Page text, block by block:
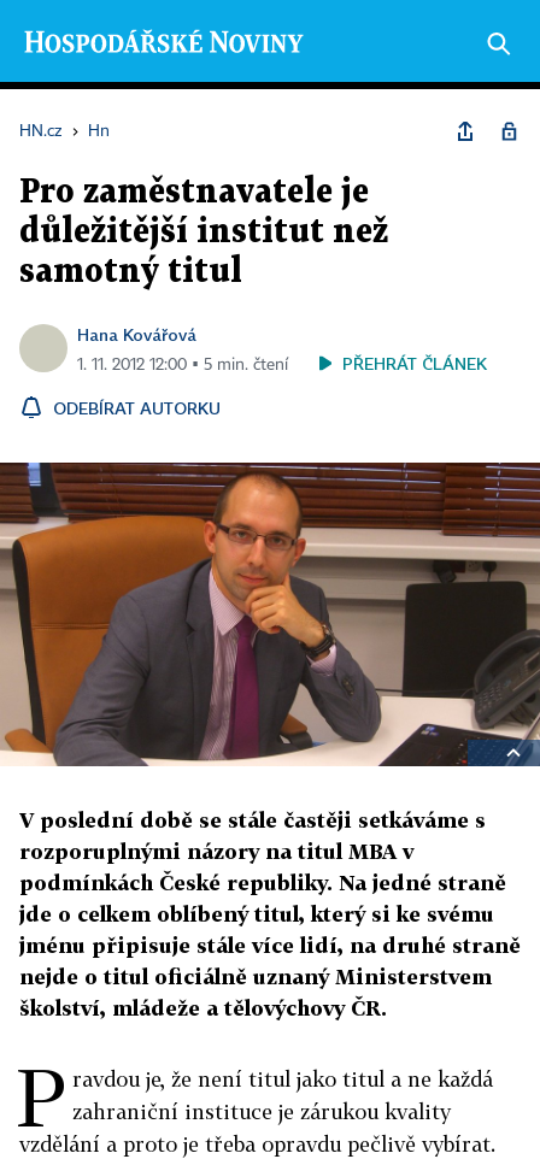
HN.cz › Hn
Pro zaměstnavatele je
důležitější institut než
samotný titul
Hana Kovářová
1. 11. 2012 12:00 ▪ 5 min. čtení PŘEHRÁT ČLÁNEK
ODEBÍRAT AUTORKU
V poslední době se stále častěji setkáváme s
rozporuplnými názory na titul MBA v
podmínkách České republiky. Na jedné straně
jde o celkem oblíbený titul, který si ke svému
jménu připisuje stále více lidí, na druhé straně
nejde o titul oficiálně uznaný Ministerstvem
školství, mládeže a tělovýchovy ČR.
P ravdou je, že není titul jako titul a ne každá
zahraniční instituce je zárukou kvality
vzdělání a proto je třeba opravdu pečlivě vybírat.